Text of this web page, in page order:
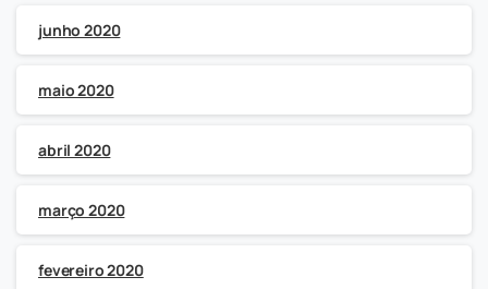
junho 2020
maio 2020
abril 2020
março 2020
fevereiro 2020